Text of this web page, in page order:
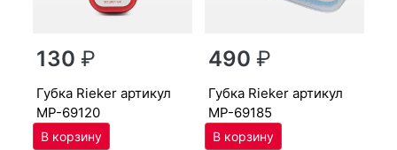
130₽
губ­ка Ri­eker артикул
MP-69120
490₽
губ­ка Ri­eker артикул
MP-69185